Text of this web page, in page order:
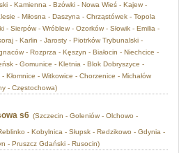
- Kamienna - Bzówki - Nowa Wieś - Kajew -
- Miłosna - Daszyna - Chrząstówek - Topola
- Sierpów - Wróblew - Ozorków - Słowik - Emilia -
- Karlin - Jarosty - Piotrków Trybunalski -
- Rozprza - Kęszyn - Białocin - Niechcice -
- Gomunice - Kletnia - Blok Dobryszyce -
Kłomnice - Witkowice - Chorzenice - Michałów
- Częstochowa)
s6 (Szczecin - Goleniów - Olchowo -
- Kobylnica - Słupsk - Redzikowo - Gdynia -
- Pruszcz Gdański - Rusocin)